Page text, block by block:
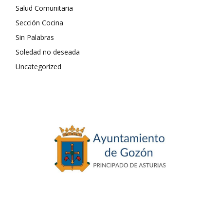
Salud Comunitaria
Sección Cocina
Sin Palabras
Soledad no deseada
Uncategorized